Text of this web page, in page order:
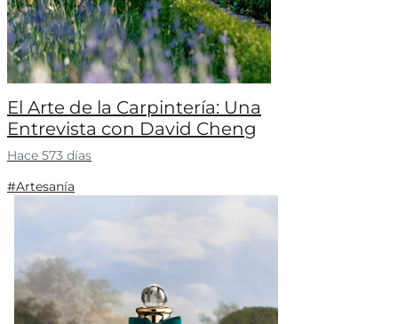
El Arte de la Carpintería: Una
Entrevista con David Cheng
Hace 573 días
#Artesanía